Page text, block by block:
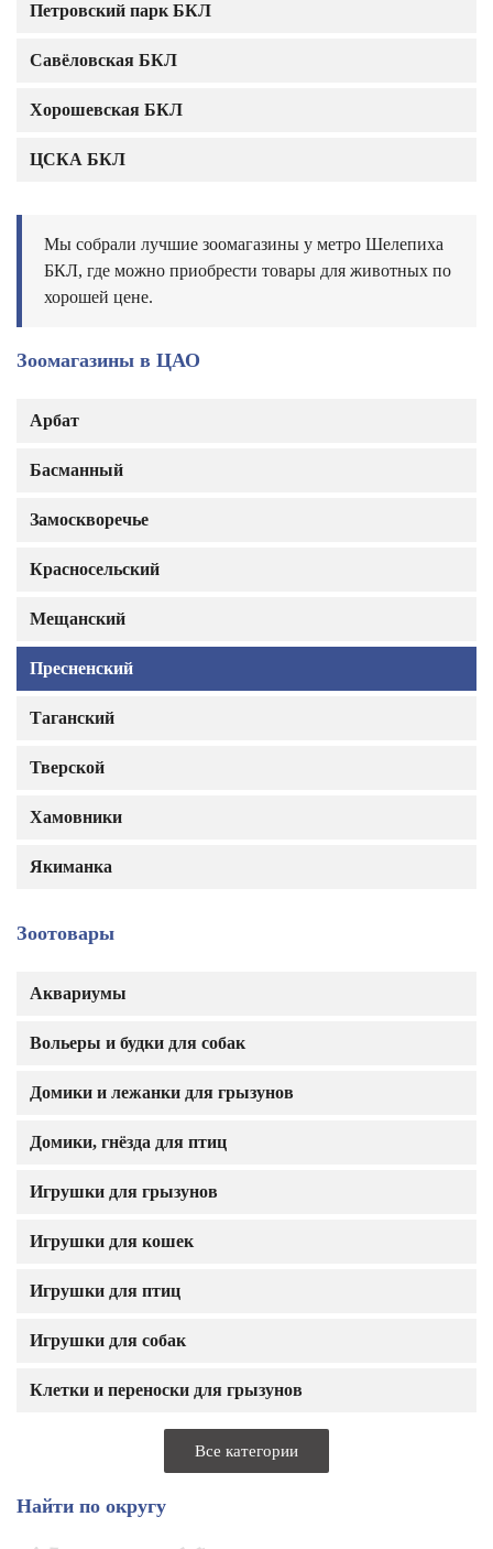
Мы собрали лучшие зоомагазины у метро Шелепиха
БКЛ, где можно приобрести товары для животных по
хорошей цене.
Зоомагазины в ЦАО
Арбат
Басманный
Замоскворечье
Красносельский
Мещанский
Пресненский
Таганский
Тверской
Хамовники
Якиманка
Зоотовары
Аквариумы
Вольеры и будки для собак
Домики и лежанки для грызунов
Домики, гнёзда для птиц
Игрушки для грызунов
Игрушки для кошек
Игрушки для птиц
Игрушки для собак
Клетки и переноски для грызунов
Все категории
Найти по округу
Петровский парк БКЛ
Савёловская БКЛ
Хорошевская БКЛ
ЦСКА БКЛ